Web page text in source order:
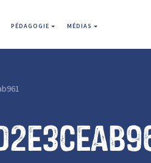
PÉDAGOGIE MÉDIAS